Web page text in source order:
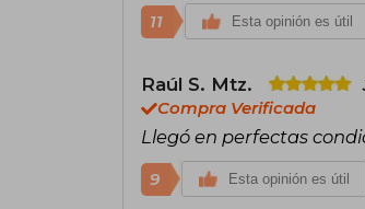
11 Esta opinión es útil
Raúl S. Mtz.
Compra Verificada
Llegó en perfectas
9 Esta opinión es útil